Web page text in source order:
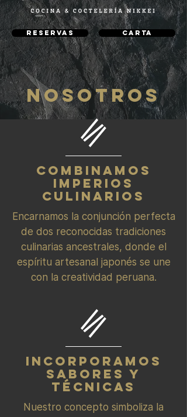
RESERVAS CARTA
NOSOTROS
COMBINAMOS
IMPERIOS
CULINARIOS
Encarnamos la conjunción perfecta
de dos reconocidas tradiciones
culinarias ancestrales, donde el
espíritu artesanal japonés se une
con la creatividad peruana.
INCORPORAMOS
SABORES Y
TÉCNICAS
Nuestro concepto simboliza la